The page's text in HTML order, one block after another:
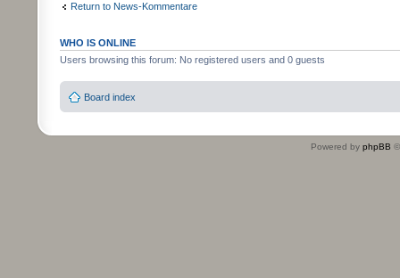
Return to News-Kommentare
WHO IS ONLINE
Users browsing this forum: No registered users and 0 guests
Board index
Powered by phpBB